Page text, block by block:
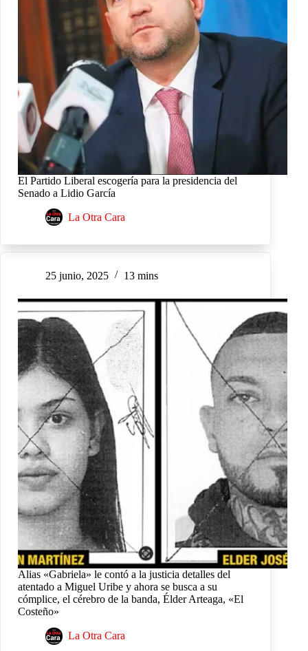
El Partido Liberal escogería para la presidencia del
Senado a Lidio García
La Otra Cara
25 junio, 2025 13 mins
Alias «Gabriela» le contó a la justicia detalles del
atentado a Miguel Uribe y ahora se busca a su
cómplice, el cérebro de la banda, Élder Arteaga, «El
Costeño»
La Otra Cara